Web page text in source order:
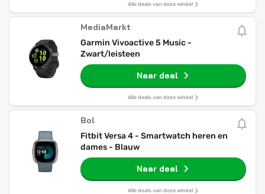
Alle deals van deze winkel
MediaMarkt
Garmin Vivoactive 5 Music -
Zwart/leisteen
Naar deal
Alle deals van deze winkel
Bol
Fitbit Versa 4 - Smartwatch heren en
dames - Blauw
Naar deal
Alle deals van deze winkel